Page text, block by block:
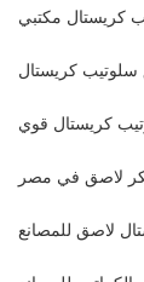
كريستال مكتبي
كريستال
كريستال قوي
لاصق في مصر
لاصق للمصانع